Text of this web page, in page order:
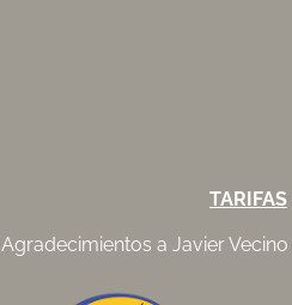
TARIFAS
Agradecimientos a Javier Vecino